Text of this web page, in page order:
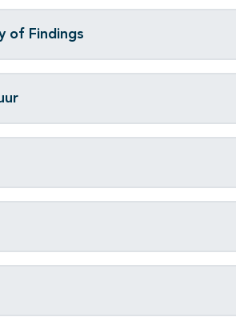
of Findings